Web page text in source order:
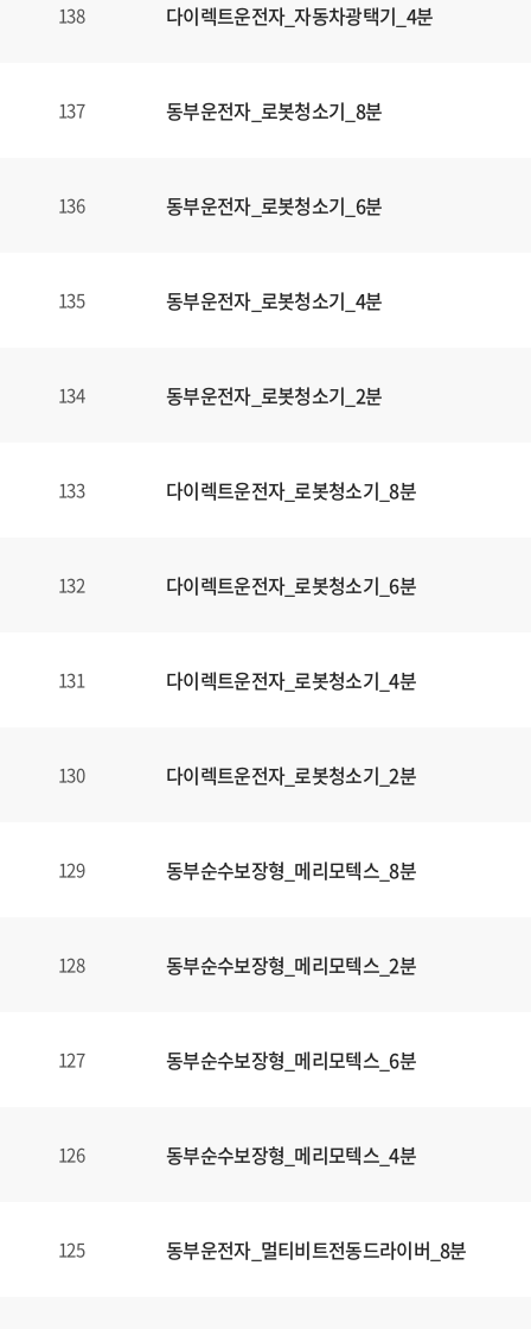
138 다이렉트운전자_자동차광택기_4분
137 동부운전자_로봇청소기_8분
136 동부운전자_로봇청소기_6분
135 동부운전자_로봇청소기_4분
134 동부운전자_로봇청소기_2분
133 다이렉트운전자_로봇청소기_8분
132 다이렉트운전자_로봇청소기_6분
131 다이렉트운전자_로봇청소기_4분
130 다이렉트운전자_로봇청소기_2분
129 동부순수보장형_메리모텍스_8분
128 동부순수보장형_메리모텍스_2분
127 동부순수보장형_메리모텍스_6분
126 동부순수보장형_메리모텍스_4분
125 동부운전자_멀티비트전동드라이버_8분